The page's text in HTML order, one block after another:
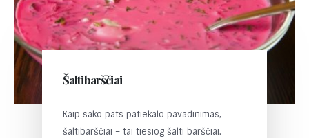
Šaltibarščiai
Kaip sako pats patiekalo pavadinimas,
šaltibarščiai – tai tiesiog šalti barščiai.